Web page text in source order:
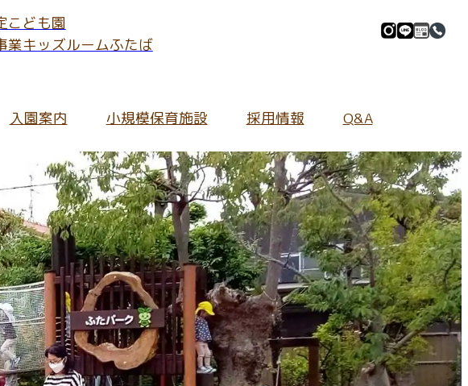
こども園
業キッズルームふたば
ームだより
こブログ
こブログアーカイブ
採用情報Information
よくあるご質問
保育内容について
持ち物について
給食について
入園について
小規模保育施設について
採用について
想い・考え
活
一日
間行事
食育
施設の紹介
園庭の環境
ふたぱーく
園内の環境
あいあいホール
給食室
保護者さま向け
かかわる活動
保育
支援講演会
全ての保護者さま
地域の皆さま向け
キンダーカウンセリング
ふたぷぅマーケット
入園案内
預かり事業「スマイル」
いてのよくあるご質問
いてのお問い合わせ
小規模保育施設
わせ
採用情報 Q&A